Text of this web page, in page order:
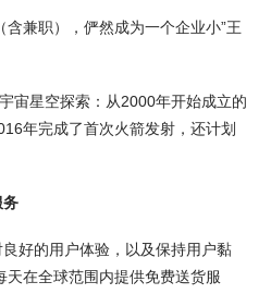
兼职），俨然成为一个企业小”王
宙星空探索：从2000年开始成立的
年完成了首次火箭发射，还计划
务
好的用户体验，以及保持用户黏
在全球范围内提供免费送货服